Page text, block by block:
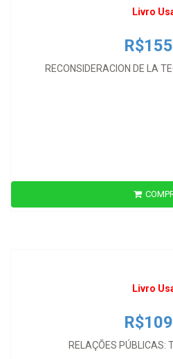
Livro
RECONSIDERACION DE LA
Livro
RELAÇÕES PÚBLICAS:
Livro